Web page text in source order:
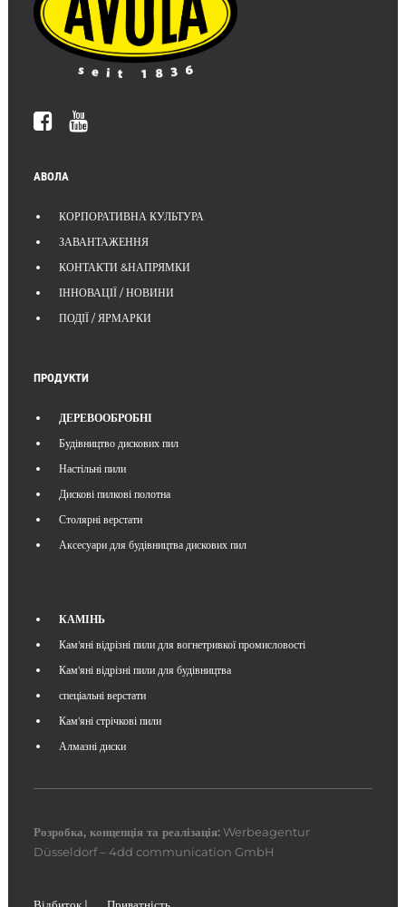
АВОЛА
КОРПОРАТИВНА КУЛЬТУРА
ЗАВАНТАЖЕННЯ
КОНТАКТИ &НАПРЯМКИ
ІННОВАЦІЇ / НОВИНИ
ПОДІЇ / ЯРМАРКИ
ПРОДУКТИ
ДЕРЕВООБРОБНІ
Будівництво дискових пил
Настільні пили
Дискові пилкові полотна
Столярні верстати
Аксесуари для будівництва дискових пил
КАМІНЬ
Кам'яні відрізні пили для вогнетривкої промисловості
Кам'яні відрізні пили для будівництва
спеціальні верстати
Кам'яні стрічкові пили
Алмазні диски
Розробка, концепція та реалізація:Werbeagentur
Düsseldorf – 4dd communication GmbH